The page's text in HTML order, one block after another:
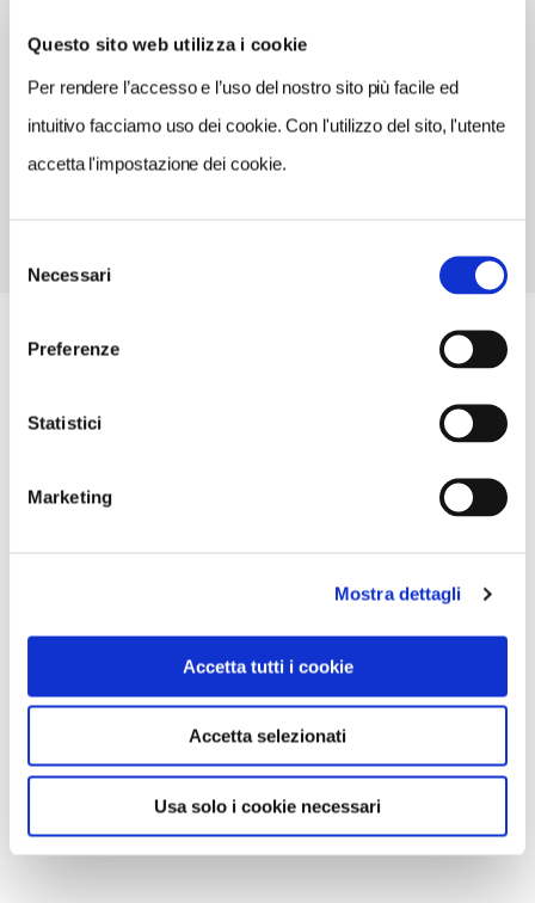
Questo sito web utilizza i cookie
Per rendere l’accesso e l’uso del nostro sito più facile ed
intuitivo facciamo uso dei cookie. Con l'utilizzo del sito, l'utente
accetta l'impostazione dei cookie.
delNecessari
Preferenze
Statistici
Marketing
Mostra dettagli
Accetta tutti i cookie
Accetta selezionati
Usa solo i cookie necessari
via del Ponte del Diavolo - 87010
Civita (CS)
Calabria IT